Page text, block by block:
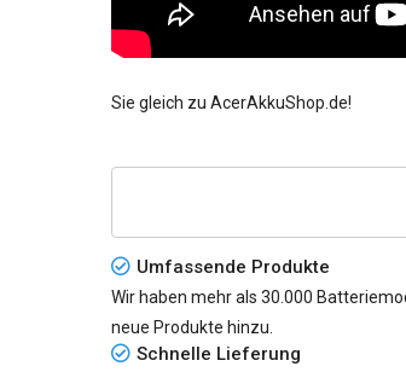
Sie gleich zu AcerAkkuShop.de!
Umfassende Produkte
Wir haben mehr als 30.000
neue Produkte hinzu.
Schnelle Lieferung